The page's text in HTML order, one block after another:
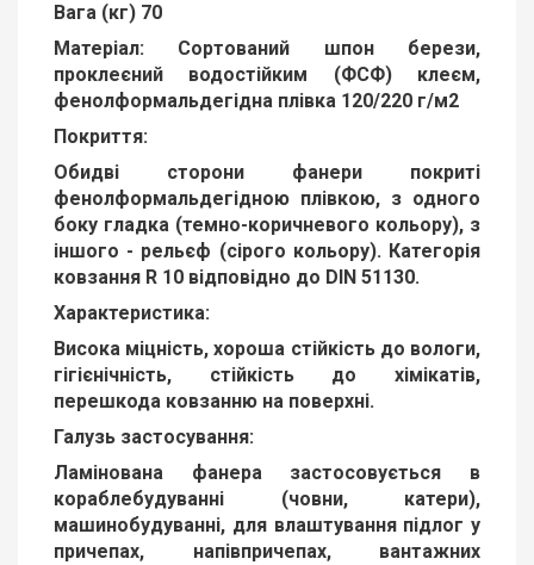
Вага (кг) 70
Матеріал: Сортований шпон берези,
проклеєний водостійким (ФСФ) клеєм,
фенолформальдегідна плівка 120/220 г/м2
Покриття:
Обидві сторони фанери покриті
фенолформальдегідною плівкою, з одного
боку гладка (темно-коричневого кольору), з
іншого - рельєф (сірого кольору). Категорія
ковзання R 10 відповідно до DIN 51130.
Характеристика:
Висока міцність, хороша стійкість до вологи,
гігієнічність, стійкість до хімікатів,
перешкода ковзанню на поверхні.
Галузь застосування:
Ламінована фанера застосовується в
кораблебудуванні (човни, катери),
машинобудуванні, для влаштування підлог у
причепах, напівпричепах, вантажних